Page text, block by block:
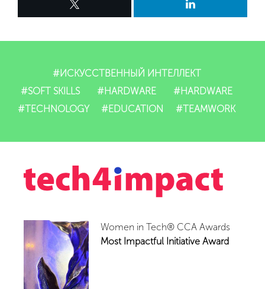
#ИСКУССТВЕННЫЙ ИНТЕЛЛЕКТ
#SOFT SKILLS
#HARDWARE
#HARDWARE
#TECHNOLOGY
#EDUCATION #TEAMWORK
Women in Tech® CCA Awards
Most Impactful Initiative Award